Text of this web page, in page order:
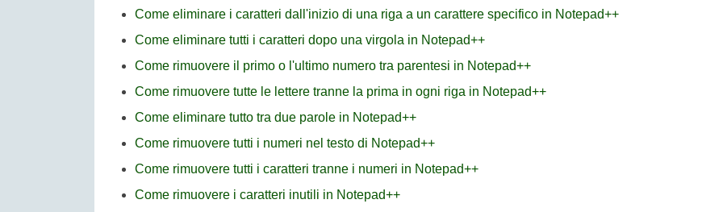
Come eliminare i caratteri dall'inizio di una riga a un carattere specifico in Notepad++
Come eliminare tutti i caratteri dopo una virgola in Notepad++
Come rimuovere il primo o l'ultimo numero tra parentesi in Notepad++
Come rimuovere tutte le lettere tranne la prima in ogni riga in Notepad++
Come eliminare tutto tra due parole in Notepad++
Come rimuovere tutti i numeri nel testo di Notepad++
Come rimuovere tutti i caratteri tranne i numeri in Notepad++
Come rimuovere i caratteri inutili in Notepad++